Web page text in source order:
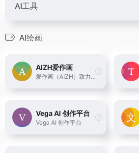
AI工具
AI绘画
AIZH爱作画
爱作画（AIZH）致力于为艺术家、创作者、普通用户提供一个开放的AI艺术创作平台，利用AI技术，为艺术创作提供更多可能。
Vega AI 创作平台
Vega AI 创作平台